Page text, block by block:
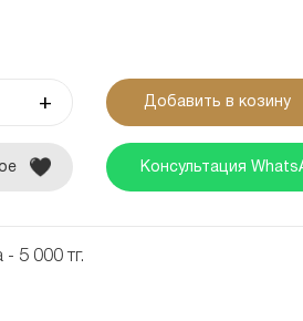
+ Добавить в козину
Консультация
5 000 тг.